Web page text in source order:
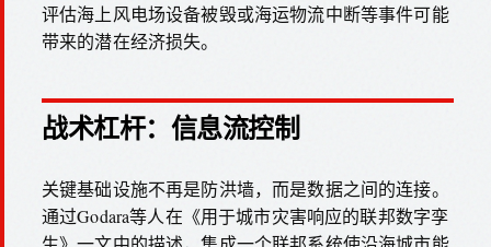
评估海上风电场设备被毁或海运物流中断等事件可能
带来的潜在经济损失。
战术杠杆：信息流控制
关键基础设施不再是防洪墙，而是数据之间的连接。
通过Godara等人在《用于城市灾害响应的联邦数字孪